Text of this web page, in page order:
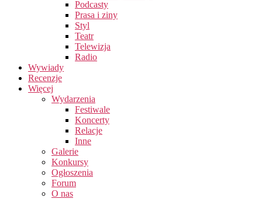
Podcasty
Prasa i ziny
Styl
Teatr
Telewizja
Radio
Wywiady
Recenzje
Więcej
Wydarzenia
Festiwale
Koncerty
Relacje
Inne
Galerie
Konkursy
Ogłoszenia
Forum
O nas